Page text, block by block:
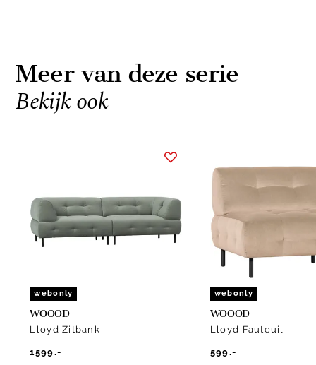
Meer van deze serie
Bekijk ook
webonly
WOOOD
Lloyd Zitbank
1599.-
webonly
WOOOD
Lloyd Fauteuil
599.-